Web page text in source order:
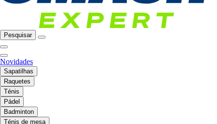
Pesquisar
Novidades
Sapatilhas
Raquetes
Ténis
Pádel
Badminton
Ténis de mesa